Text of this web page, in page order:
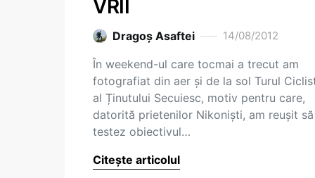
VRII
Dragoş Asaftei 14/08/2012
În weekend-ul care tocmai a trecut am
fotografiat din aer și de la sol Turul
al Ținutului Secuiesc, motiv pentru care,
datorită prietenilor Nikoniști, am reușit să
testez obiectivul…
Citește articolul